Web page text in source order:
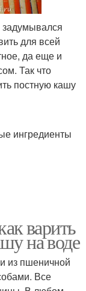
для всей
да еще и
Так что
постную кашу
ингредиенты
варить
на воде
из пшеничной
Все